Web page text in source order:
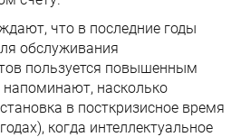
что в последние годы
обслуживания
пользуется повышенным
насколько
в посткризисное время
когда интеллектуальное